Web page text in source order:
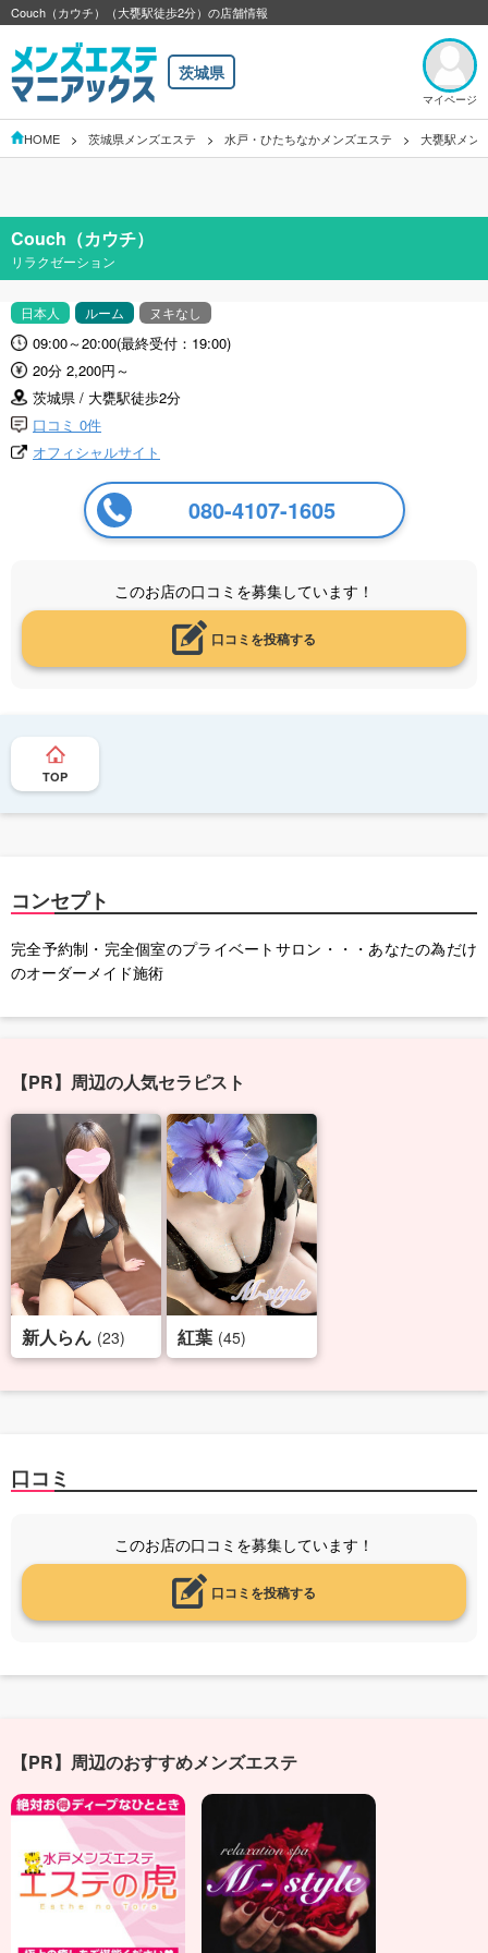
Couch（カウチ）（大甕駅徒歩2分）の店舗情報
茨城県
マイページ
HOME 茨城県メンズエステ 水戸・ひたちなかメンズエステ 大甕駅メン
Couch（カウチ）
リラクゼーション
日本人 ルーム ヌキなし
09:00～20:00(最終受付：19:00)
20分 2,200円～
茨城県 / 大甕駅徒歩2分
口コミ 0件
オフィシャルサイト
080-4107-1605
このお店の口コミを募集しています！
口コミを投稿する
TOP
コンセプト
完全予約制・完全個室のプライベートサロン・・・あなたの為だけ
のオーダーメイド施術
【PR】周辺の人気セラピスト
新人らん (23) 紅葉 (45)
口コミ
このお店の口コミを募集しています！
口コミを投稿する
【PR】周辺のおすすめメンズエステ